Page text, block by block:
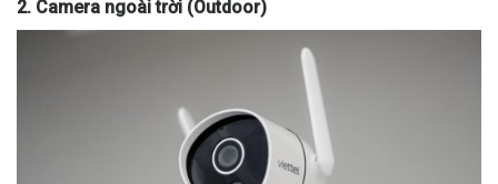
2. Camera ngoài trời (Outdoor)